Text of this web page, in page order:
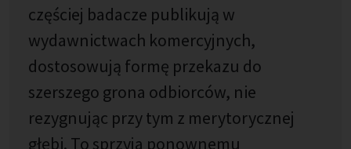
częściej badacze publikują w
wydawnictwach komercyjnych,
dostosowują formę przekazu do
szerszego grona odbiorców, nie
rezygnując przy tym z merytorycznej
głębi. To sprzyja ponownemu